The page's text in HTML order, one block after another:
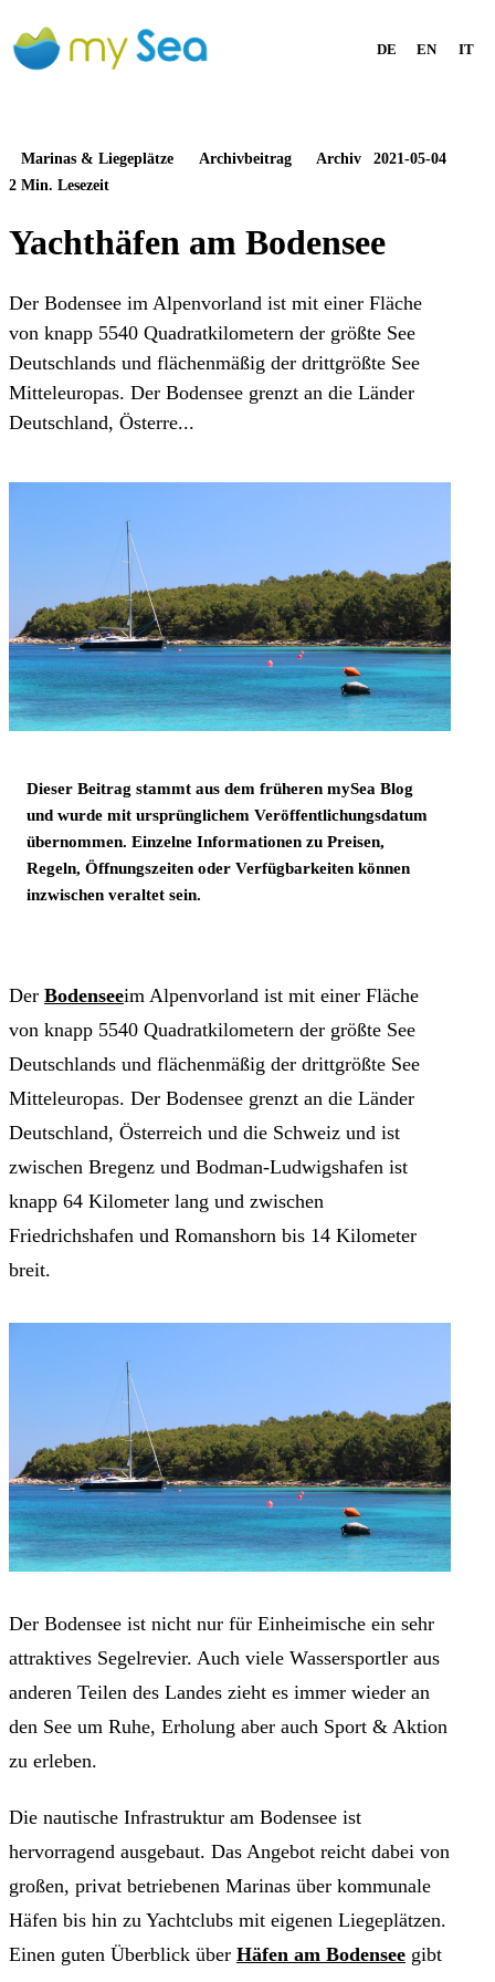
DE EN IT
Marinas & Liegeplätze Archivbeitrag Archiv
2021-05-04
2 Min. Lesezeit
Yachthäfen am Bodensee
Der Bodensee im Alpenvorland ist mit einer Fläche
von knapp 5540 Quadratkilometern der größte See
Deutschlands und flächenmäßig der drittgrößte See
Mitteleuropas. Der Bodensee grenzt an die Länder
Deutschland, Österre...
Dieser Beitrag stammt aus dem früheren mySea Blog
und wurde mit ursprünglichem Veröffentlichungsdatum
übernommen. Einzelne Informationen zu Preisen,
Regeln, Öffnungszeiten oder Verfügbarkeiten können
inzwischen veraltet sein.
Der Bodenseeim Alpenvorland ist mit einer Fläche
von knapp 5540 Quadratkilometern der größte See
Deutschlands und flächenmäßig der drittgrößte See
Mitteleuropas. Der Bodensee grenzt an die Länder
Deutschland, Österreich und die Schweiz und ist
zwischen Bregenz und Bodman-Ludwigshafen ist
knapp 64 Kilometer lang und zwischen
Friedrichshafen und Romanshorn bis 14 Kilometer
breit.
Der Bodensee ist nicht nur für Einheimische ein sehr
attraktives Segelrevier. Auch viele Wassersportler aus
anderen Teilen des Landes zieht es immer wieder an
den See um Ruhe, Erholung aber auch Sport & Aktion
zu erleben.
Die nautische Infrastruktur am Bodensee ist
hervorragend ausgebaut. Das Angebot reicht dabei von
großen, privat betriebenen Marinas über kommunale
Häfen bis hin zu Yachtclubs mit eigenen Liegeplätzen.
Einen guten Überblick über Häfen am Bodensee gibt